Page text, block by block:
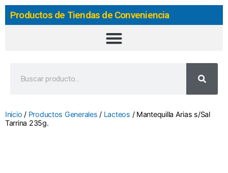
Productos de Tiendas de Conveniencia
Inicio / Productos Generales / Lacteos / Mantequilla Arias s/Sal
Tarrina 235g.